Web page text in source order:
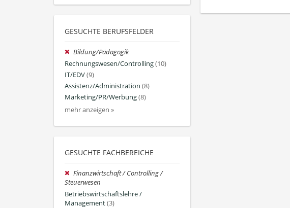
GESUCHTE BERUFSFELDER
Bildung/Pädagogik
Rechnungswesen/Controlling(10)
IT/EDV(9)
Assistenz/Administration (8)
Marketing/PR/Werbung(8)
mehr anzeigen »
GESUCHTE FACHBEREICHE
Finanzwirtschaft / Controlling /
Steuerwesen
Betriebswirtschaftslehre /
Management(3)